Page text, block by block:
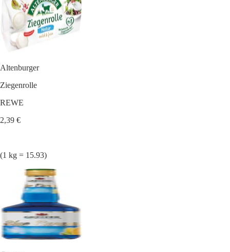
Altenburger
Ziegenrolle
REWE
2,39 €
(1 kg = 15.93)